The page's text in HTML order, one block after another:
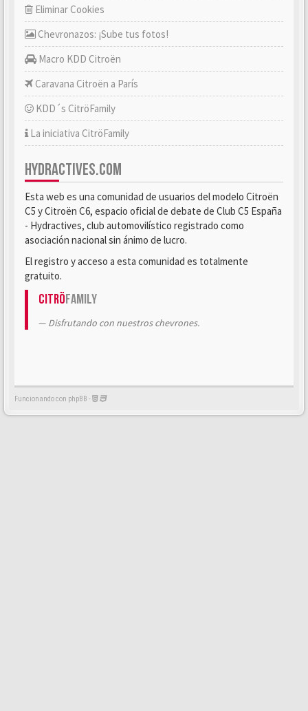
Eliminar Cookies
Chevronazos: ¡Sube tus fotos!
Macro KDD Citroën
Caravana Citroën a París
KDD´s CitröFamily
La iniciativa CitröFamily
HYDRACTIVES.COM
Esta web es una comunidad de usuarios del modelo Citroën
C5 y Citroën C6, espacio oficial de debate de Club C5 España
- Hydractives, club automovilístico registrado como
asociación nacional sin ánimo de lucro.
El registro y acceso a esta comunidad es totalmente
gratuito.
CitröFamily
Disfrutando con nuestros chevrones.
Funcionando con phpBB -